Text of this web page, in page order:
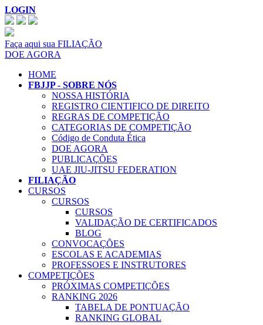
LOGIN
Faça aqui sua FILIAÇÃO
DOE AGORA
HOME
FBJJP - SOBRE NÓS
NOSSA HISTÓRIA
REGISTRO CIENTIFICO DE DIREITO
REGRAS DE COMPETIÇÃO
CATEGORIAS DE COMPETIÇÃO
Código de Conduta Ética
DOE AGORA
PUBLICAÇÕES
UAE JIU-JITSU FEDERATION
FILIAÇÃO
CURSOS
CURSOS
CURSOS
VALIDAÇÃO DE CERTIFICADOS
BLOG
CONVOCAÇÕES
ESCOLAS E ACADEMIAS
PROFESSOES E INSTRUTORES
COMPETIÇÕES
PRÓXIMAS COMPETIÇÕES
RANKING 2026
TABELA DE PONTUAÇÃO
RANKING GLOBAL